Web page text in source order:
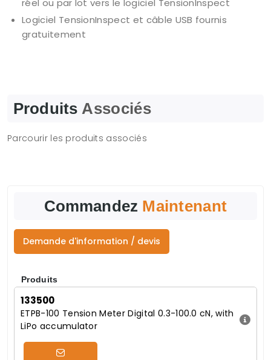
réel ou par lot vers le logiciel TensionInspect
Logiciel TensionInspect et câble USB fournis
gratuitement
ProduitsAssociés
Parcourir les produits associés
Commandez Maintenant
Demande d'information / devis
Produits
133500
ETPB-100 Tension Meter Digital 0.3-100.0 cN, with
LiPo accumulator